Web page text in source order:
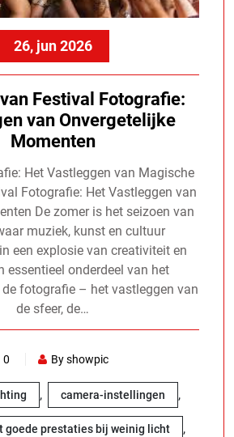
26, jun 2026
Festival Fotografie:
van Onvergetelijke
Momenten
Het Vastleggen van Magische
Fotografie: Het Vastleggen van
De zomer is het seizoen van
muziek, kunst en cultuur
een explosie van creativiteit en
essentieel onderdeel van het
fotografie – het vastleggen van
de sfeer, de…
0 By showpic
, camera-instellingen ,
goede prestaties bij weinig licht ,